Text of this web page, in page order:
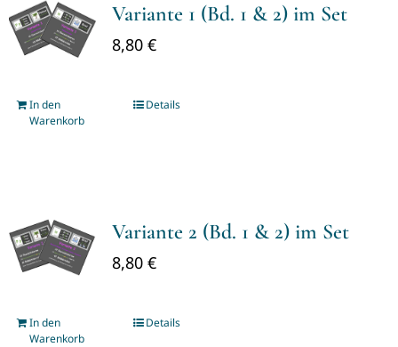
Projekte
Variante 1 (Bd. 1 & 2) im Set
8,80 €
In den
Warenkorb
Details
Variante 2 (Bd. 1 & 2) im Set
8,80 €
In den
Warenkorb
Details